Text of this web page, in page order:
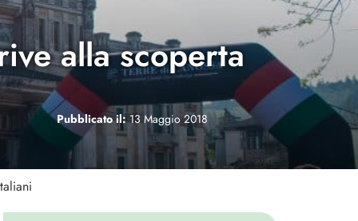
alla scoperta
Pubblicato il:13 Maggio 2018